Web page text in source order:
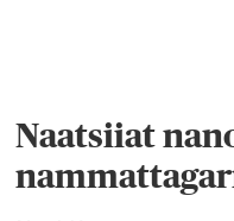
Naatsiiat